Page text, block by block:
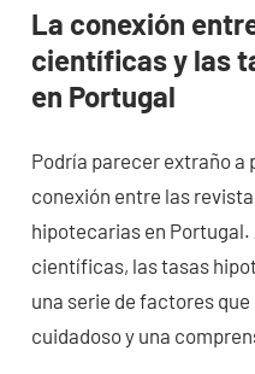
La conexión
científicas y las
en Portugal
Podría parecer extraño a
conexión entre las
hipotecarias en
científicas, las tasas
una serie de factores
cuidadoso y una